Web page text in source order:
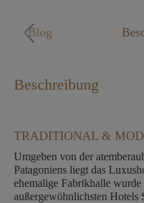
Blog
Beschreibung
TRADITIONAL &
Umgeben von der
Patagoniens liegt das
ehemalige Fabrikhalle wurde
außergewöhnlichsten Hotels